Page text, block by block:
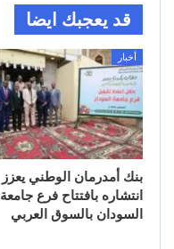
قد يعجبك ايضا
أخبار
بنك أمدرمان الوطني يعزز
انتشاره بافتتاح فرع جامعة
السودان بالسوق العربي